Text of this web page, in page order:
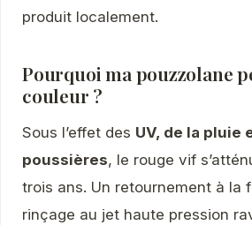
produit localement.
Pourquoi ma pouzzolane
couleur ?
Sous l’effet des UV, de la pluie
poussières, le rouge vif
trois ans. Un retournement à la
rinçage au jet haute pression